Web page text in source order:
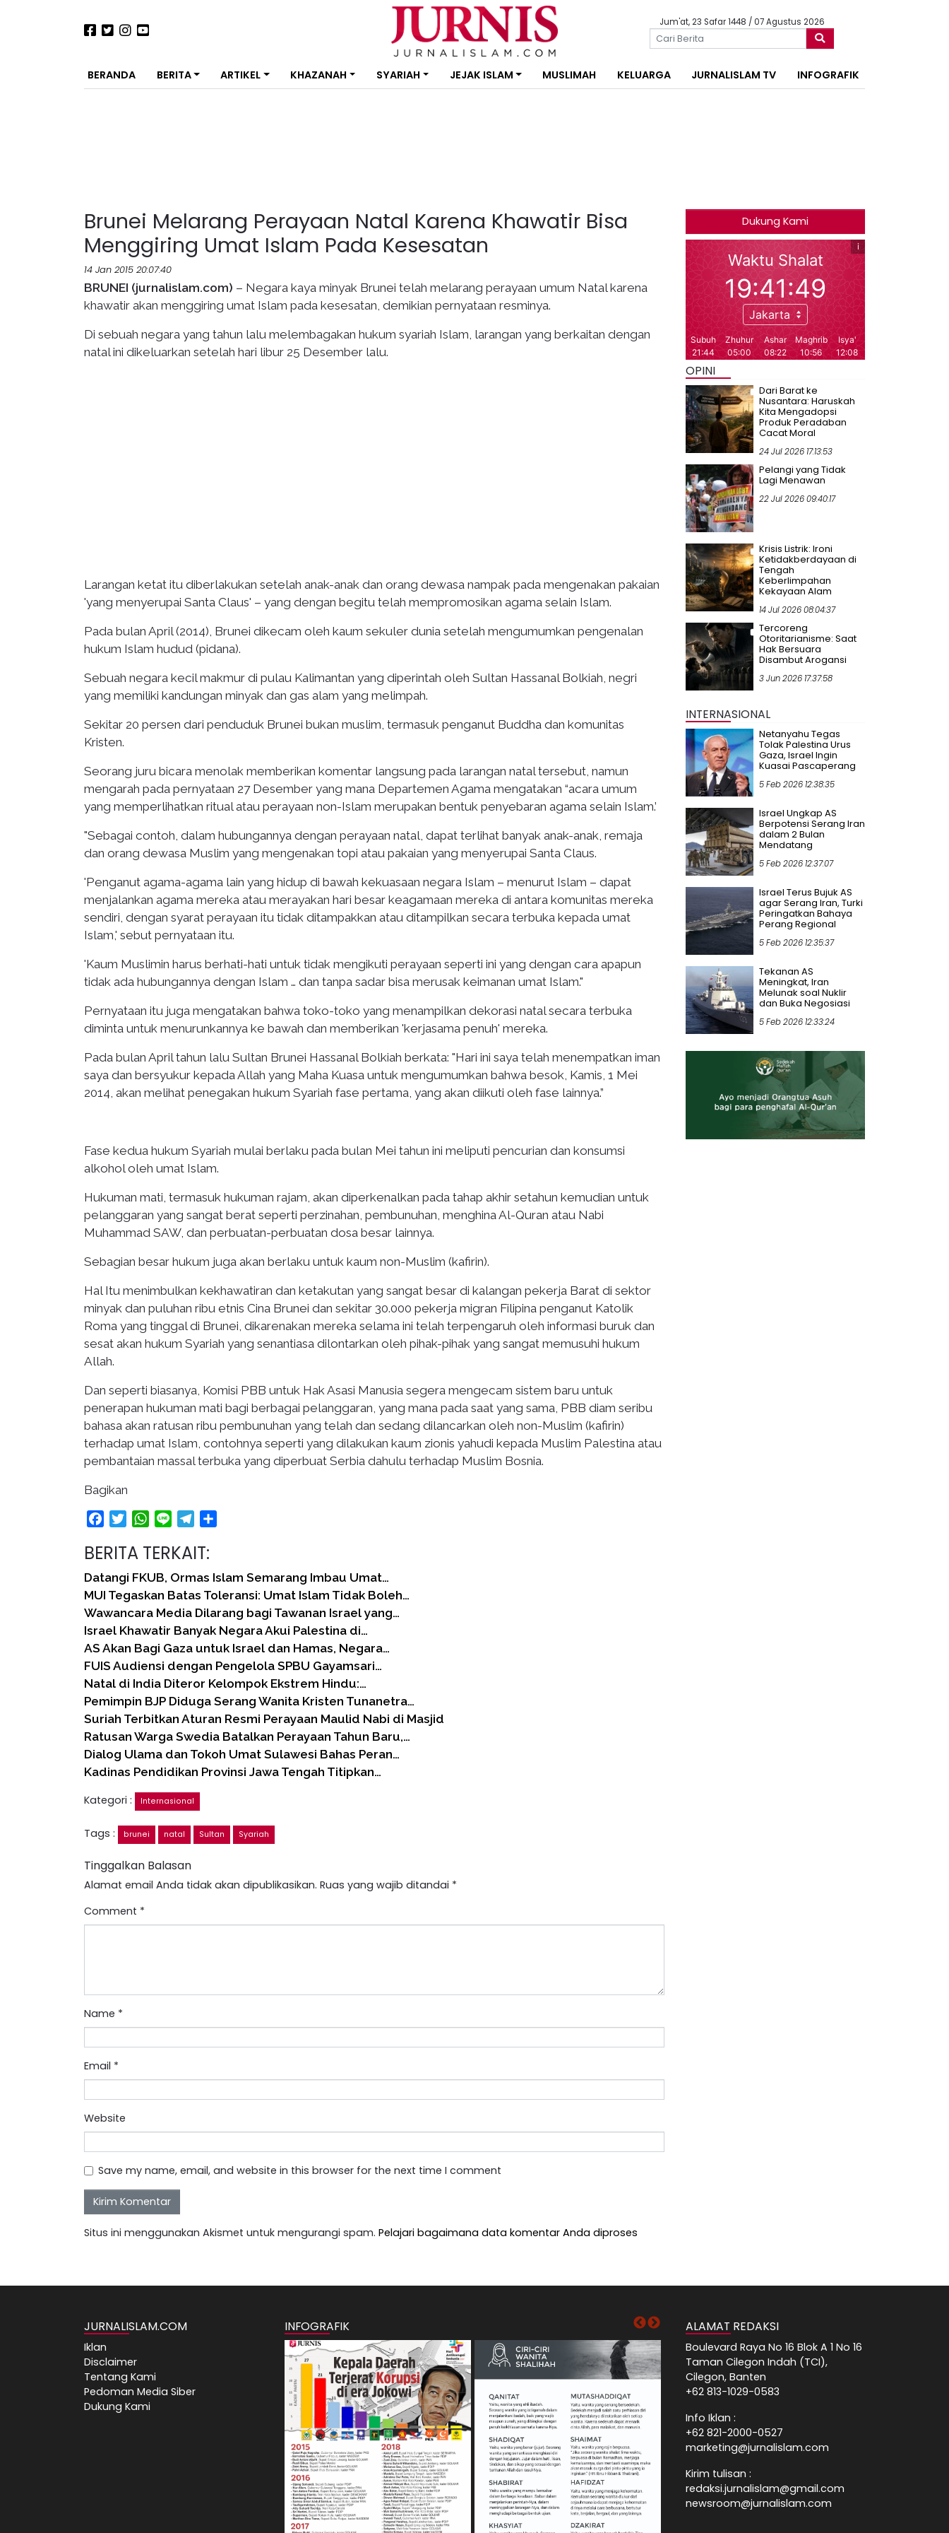
Jum'at, 23 Safar 1448 / 07 Agustus 2026
BERANDA BERITA ARTIKEL KHAZANAH SYARIAH JEJAK ISLAM MUSLIMAH KELUARGA JURNALISLAM TV INFOGRAFIK
Brunei Melarang Perayaan Natal Karena Khawatir Bisa
Menggiring Umat Islam Pada Kesesatan
14 Jan 2015 20:07:40
BRUNEI (jurnalislam.com) – Negara kaya minyak Brunei telah melarang perayaan umum Natal karena
khawatir akan menggiring umat Islam pada kesesatan, demikian pernyataan resminya.
Di sebuah negara yang tahun lalu melembagakan hukum syariah Islam, larangan yang berkaitan dengan
natal ini dikeluarkan setelah hari libur 25 Desember lalu.
Larangan ketat itu diberlakukan setelah anak-anak dan orang dewasa nampak pada mengenakan pakaian
'yang menyerupai Santa Claus' – yang dengan begitu telah mempromosikan agama selain Islam.
Pada bulan April (2014), Brunei dikecam oleh kaum sekuler dunia setelah mengumumkan pengenalan
hukum Islam hudud (pidana).
Sebuah negara kecil makmur di pulau Kalimantan yang diperintah oleh Sultan Hassanal Bolkiah, negri
yang memiliki kandungan minyak dan gas alam yang melimpah.
Sekitar 20 persen dari penduduk Brunei bukan muslim, termasuk penganut Buddha dan komunitas
Kristen.
Seorang juru bicara menolak memberikan komentar langsung pada larangan natal tersebut, namun
mengarah pada pernyataan 27 Desember yang mana Departemen Agama mengatakan “acara umum
yang memperlihatkan ritual atau perayaan non-Islam merupakan bentuk penyebaran agama selain Islam.’
"Sebagai contoh, dalam hubungannya dengan perayaan natal, dapat terlihat banyak anak-anak, remaja
dan orang dewasa Muslim yang mengenakan topi atau pakaian yang menyerupai Santa Claus.
'Penganut agama-agama lain yang hidup di bawah kekuasaan negara Islam – menurut Islam – dapat
menjalankan agama mereka atau merayakan hari besar keagamaan mereka di antara komunitas mereka
sendiri, dengan syarat perayaan itu tidak ditampakkan atau ditampilkan secara terbuka kepada umat
Islam,' sebut pernyataan itu.
'Kaum Muslimin harus berhati-hati untuk tidak mengikuti perayaan seperti ini yang dengan cara apapun
tidak ada hubungannya dengan Islam … dan tanpa sadar bisa merusak keimanan umat Islam."
Pernyataan itu juga mengatakan bahwa toko-toko yang menampilkan dekorasi natal secara terbuka
diminta untuk menurunkannya ke bawah dan memberikan 'kerjasama penuh' mereka.
Pada bulan April tahun lalu Sultan Brunei Hassanal Bolkiah berkata: "Hari ini saya telah menempatkan iman
saya dan bersyukur kepada Allah yang Maha Kuasa untuk mengumumkan bahwa besok, Kamis, 1 Mei
2014, akan melihat penegakan hukum Syariah fase pertama, yang akan diikuti oleh fase lainnya.”
Fase kedua hukum Syariah mulai berlaku pada bulan Mei tahun ini meliputi pencurian dan konsumsi
alkohol oleh umat Islam.
Hukuman mati, termasuk hukuman rajam, akan diperkenalkan pada tahap akhir setahun kemudian untuk
pelanggaran yang sangat berat seperti perzinahan, pembunuhan, menghina Al-Quran atau Nabi
Muhammad SAW, dan perbuatan-perbuatan dosa besar lainnya.
Sebagian besar hukum juga akan berlaku untuk kaum non-Muslim (kafirin).
Hal Itu menimbulkan kekhawatiran dan ketakutan yang sangat besar di kalangan pekerja Barat di sektor
minyak dan puluhan ribu etnis Cina Brunei dan sekitar 30.000 pekerja migran Filipina penganut Katolik
Roma yang tinggal di Brunei, dikarenakan mereka selama ini telah terpengaruh oleh informasi buruk dan
sesat akan hukum Syariah yang senantiasa dilontarkan oleh pihak-pihak yang sangat memusuhi hukum
Allah.
Dan seperti biasanya, Komisi PBB untuk Hak Asasi Manusia segera mengecam sistem baru untuk
penerapan hukuman mati bagi berbagai pelanggaran, yang mana pada saat yang sama, PBB diam seribu
bahasa akan ratusan ribu pembunuhan yang telah dan sedang dilancarkan oleh non-Muslim (kafirin)
terhadap umat Islam, contohnya seperti yang dilakukan kaum zionis yahudi kepada Muslim Palestina atau
pembantaian massal terbuka yang diperbuat Serbia dahulu terhadap Muslim Bosnia.
Bagikan
FacebookTwitterWhatsApp
Line Telegram
BERITA TERKAIT:
Datangi FKUB, Ormas Islam Semarang Imbau Umat…
MUI Tegaskan Batas Toleransi: Umat Islam Tidak Boleh…
Wawancara Media Dilarang bagi Tawanan Israel yang…
Israel Khawatir Banyak Negara Akui Palestina di…
AS Akan Bagi Gaza untuk Israel dan Hamas, Negara…
FUIS Audiensi dengan Pengelola SPBU Gayamsari…
Natal di India Diteror Kelompok Ekstrem Hindu:…
Pemimpin BJP Diduga Serang Wanita Kristen Tunanetra…
Suriah Terbitkan Aturan Resmi Perayaan Maulid Nabi di Masjid
Ratusan Warga Swedia Batalkan Perayaan Tahun Baru,…
Dialog Ulama dan Tokoh Umat Sulawesi Bahas Peran…
Kadinas Pendidikan Provinsi Jawa Tengah Titipkan…
Kategori :
Internasional
Tags : brunei natal Sultan Syariah
Tinggalkan Balasan
Alamat email Anda tidak akan dipublikasikan. Ruas yang wajib ditandai *
Comment *
Name *
Email *
Website
Save my name, email, and website in this browser for the next time I comment
Situs ini menggunakan Akismet untuk mengurangi spam. Pelajari bagaimana data komentar Anda diproses
Dukung Kami
OPINI
Dari Barat ke
Nusantara: Haruskah
Kita Mengadopsi
Produk Peradaban
Cacat Moral
24 Jul 2026 17:13:53
Pelangi yang Tidak
Lagi Menawan
22 Jul 2026 09:40:17
Krisis Listrik: Ironi
Ketidakberdayaan di
Tengah
Keberlimpahan
Kekayaan Alam
14 Jul 2026 08:04:37
Tercoreng
Otoritarianisme: Saat
Hak Bersuara
Disambut Arogansi
3 Jun 2026 17:37:58
INTERNASIONAL
Netanyahu Tegas
Tolak Palestina Urus
Gaza, Israel Ingin
Kuasai Pascaperang
5 Feb 2026 12:38:35
Israel Ungkap AS
Berpotensi Serang Iran
dalam 2 Bulan
Mendatang
5 Feb 2026 12:37:07
Israel Terus Bujuk AS
agar Serang Iran, Turki
Peringatkan Bahaya
Perang Regional
5 Feb 2026 12:35:37
Tekanan AS
Meningkat, Iran
Melunak soal Nuklir
dan Buka Negosiasi
5 Feb 2026 12:33:24
JURNALISLAM.COM
Iklan
Disclaimer
Tentang Kami
Pedoman Media Siber
Dukung Kami
INFOGRAFIK ALAMAT REDAKSI
Boulevard Raya No 16 Blok A 1 No 16
Taman Cilegon Indah (TCI),
Cilegon, Banten
+62 813-1029-0583
Info Iklan :
+62 821-2000-0527
marketing@jurnalislam.com
Kirim tulisan :
redaksi.jurnalislam@gmail.com
newsroom@jurnalislam.com